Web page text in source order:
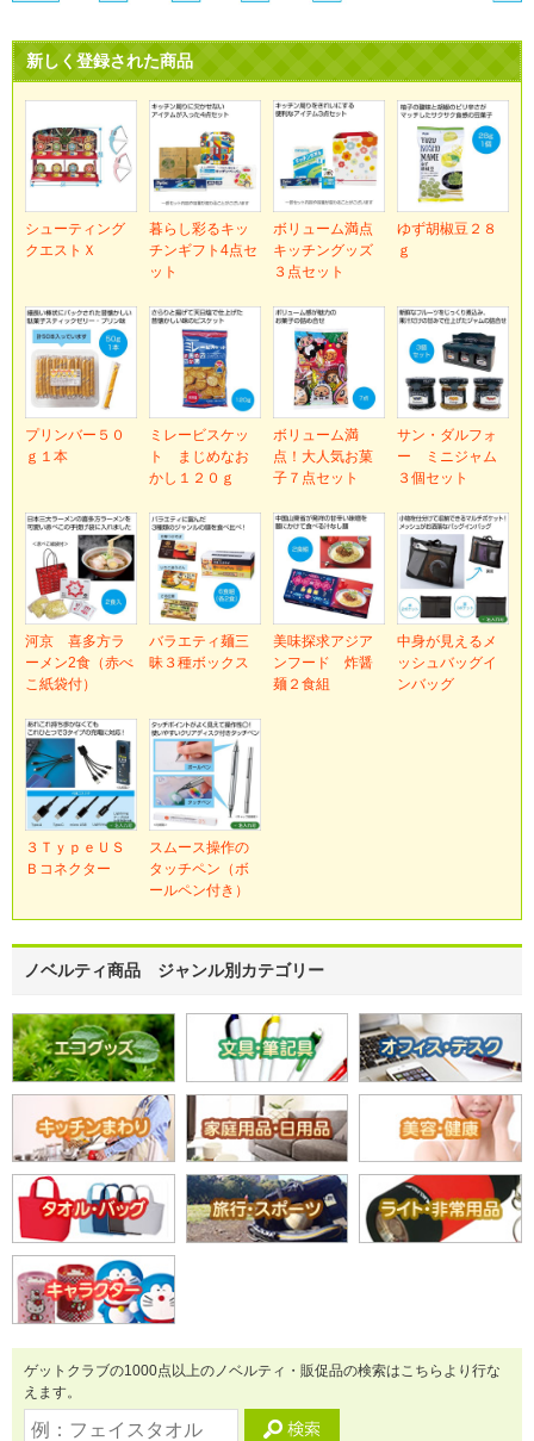
新しく登録された商品
シューティング
クエストＸ
暮らし彩るキッ
チンギフト4点セ
ット
ボリューム満点
キッチングッズ
３点セット
ゆず胡椒豆２８
ｇ
プリンバー５０
ｇ１本
ミレービスケッ
ト まじめなお
かし１２０ｇ
ボリューム満
点！大人気お菓
子７点セット
サン・ダルフォ
ー ミニジャム
３個セット
河京 喜多方ラ
ーメン2食（赤べ
こ紙袋付）
バラエティ麺三
昧３種ボックス
美味探求アジア
ンフード 炸醤
麺２食組
中身が見えるメ
ッシュバッグイ
ンバッグ
３ＴｙｐｅＵＳ
Ｂコネクター
スムース操作の
タッチペン（ボ
ールペン付き）
ノベルティ商品 ジャンル別カテゴリー
ゲットクラブの1000点以上のノベルティ・販促品の検索はこちらより行な
えます。